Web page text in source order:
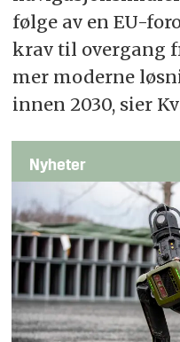
følge av en EU-
krav til overgang
mer moderne
innen 2030, sier
Nyheter